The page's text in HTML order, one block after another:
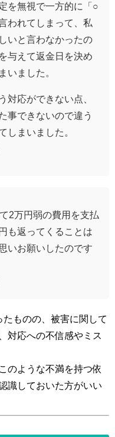
を無視で一方的に「○
われてしまって、私
いと言わなかったの
与えて返金日を決め
いました。
対応ができない点、
事できないので違う
しまいました。
2万円弱の費用を支払
も返ってくることは
いお願いしたのです
ものの、被害に関して
対応への不信感やミス
のような不満を持つ依
識しておいた方がいい